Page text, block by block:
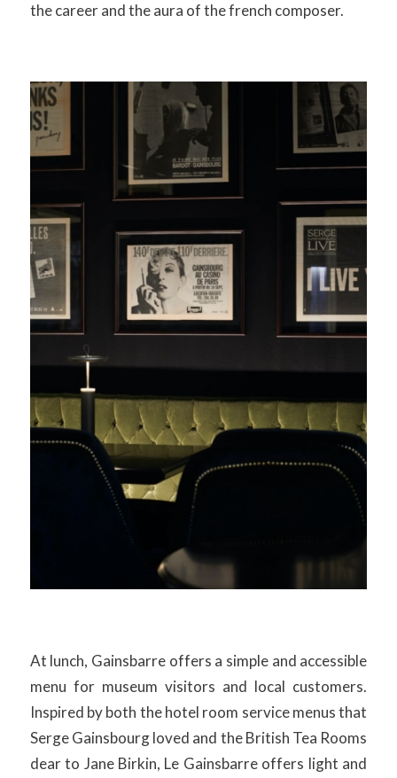
the career and the aura of the french composer.
At lunch, Gainsbarre offers a simple and accessible
menu for museum visitors and local customers.
Inspired by both the hotel room service menus that
Serge Gainsbourg loved and the British Tea Rooms
dear to Jane Birkin, Le Gainsbarre offers light and